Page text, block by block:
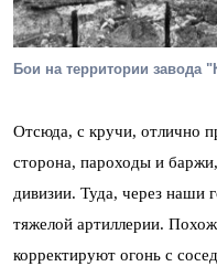
Бои на территории завода
Отсюда, с кручи, отлично
сторона, пароходы и
дивизии. Туда, через наши
тяжелой артиллерии.
корректируют огонь с